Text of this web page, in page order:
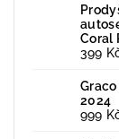
Coral
399
2024
999